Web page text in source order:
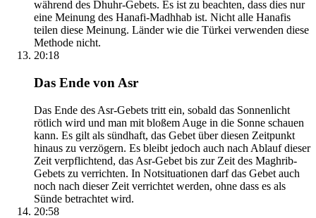
während des Dhuhr-Gebets. Es ist zu beachten, dass dies nur
eine Meinung des Hanafi-Madhhab ist. Nicht alle Hanafis
teilen diese Meinung. Länder wie die Türkei verwenden diese
Methode nicht.
20:18
Das Ende von Asr
Das Ende des Asr-Gebets tritt ein, sobald das Sonnenlicht
rötlich wird und man mit bloßem Auge in die Sonne schauen
kann. Es gilt als sündhaft, das Gebet über diesen Zeitpunkt
hinaus zu verzögern. Es bleibt jedoch auch nach Ablauf dieser
Zeit verpflichtend, das Asr-Gebet bis zur Zeit des Maghrib-
Gebets zu verrichten. In Notsituationen darf das Gebet auch
noch nach dieser Zeit verrichtet werden, ohne dass es als
Sünde betrachtet wird.
20:58